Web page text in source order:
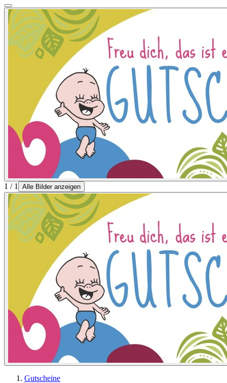
1 / 1 Alle Bilder anzeigen
Gutscheine